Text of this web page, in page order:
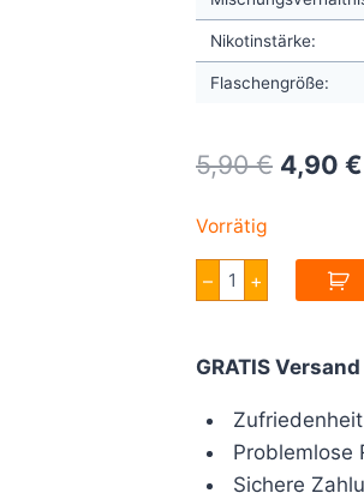
Nikotinstärke:
Flaschengröße:
5,90€ Original
5,90 €.
4,90 €
Vorrätig
–
Full
Moon
Rainbow
Menge
+
GRATIS
Problemlose
Sichere